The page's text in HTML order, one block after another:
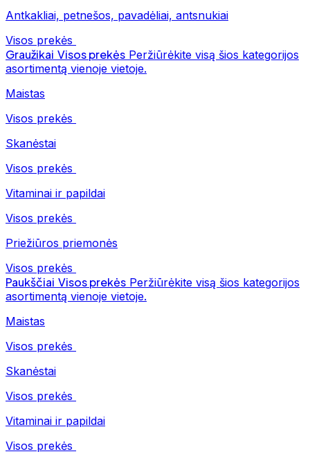
Antkakliai, petnešos, pavadėliai, antsnukiai
Visos prekės
Graužikai Visos prekės Peržiūrėkite visą šios kategorijos
asortimentą vienoje vietoje.
Maistas
Visos prekės
Skanėstai
Visos prekės
Vitaminai ir papildai
Visos prekės
Priežiūros priemonės
Visos prekės
Paukščiai Visos prekės Peržiūrėkite visą šios kategorijos
asortimentą vienoje vietoje.
Maistas
Visos prekės
Skanėstai
Visos prekės
Vitaminai ir papildai
Visos prekės